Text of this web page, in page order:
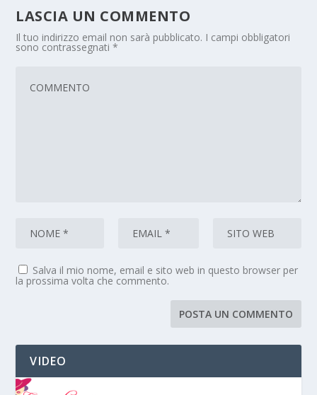
LASCIA UN COMMENTO
Il tuo indirizzo email non sarà pubblicato. I campi obbligatori
sono contrassegnati*
Salva il mio nome, email e sito web in questo browser per
la prossima volta che commento.
VIDEO